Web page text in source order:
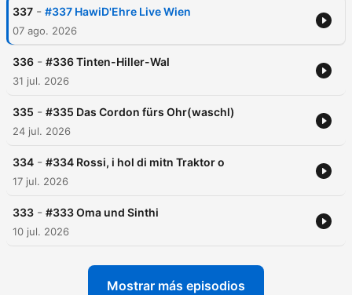
337 - #337 HawiD'Ehre Live Wien
07 ago. 2026
336 - #336 Tinten-Hiller-Wal
31 jul. 2026
335 - #335 Das Cordon fürs Ohr(waschl)
24 jul. 2026
334 - #334 Rossi, i hol di mitn Traktor o
17 jul. 2026
333 - #333 Oma und Sinthi
10 jul. 2026
Mostrar más episodios